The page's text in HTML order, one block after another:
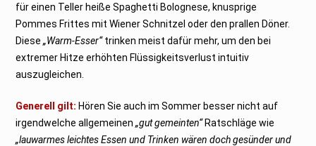
für einen Teller heiße Spaghetti Bolognese, knusprige
Pommes Frittes mit Wiener Schnitzel oder den prallen Döner.
Diese„Warm-Esser“trinken meist dafür mehr, um den bei
extremer Hitze erhöhten Flüssigkeitsverlust intuitiv
auszugleichen.
Generell gilt: Hören Sie auch im Sommer besser nicht auf
irgendwelche allgemeinen„gut gemeinten“Ratschläge wie
„lauwarmes leichtes Essen und Trinken wären doch gesünder und